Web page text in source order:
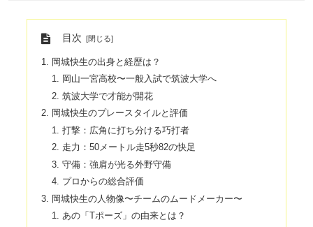
目次
岡城快生の出身と経歴は？
岡山一宮高校〜一般入試で筑波大学へ
筑波大学で才能が開花
岡城快生のプレースタイルと評価
打撃：広角に打ち分ける巧打者
走力：50メートル走5秒82の快足
守備：強肩が光る外野守備
プロからの総合評価
岡城快生の人物像〜チームのムードメーカー〜
あの「Tポーズ」の由来とは？